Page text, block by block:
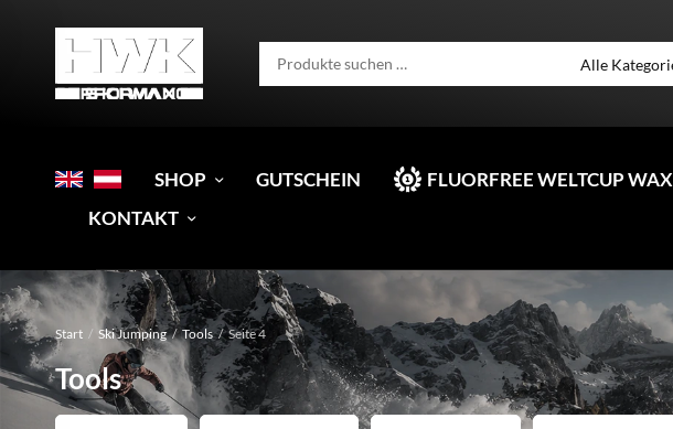
SHOP GUTSCHEIN FLUORFREE WELTCUP WAX
KONTAKT
Start / Ski Jumping / Tools / Seite 4
Tools